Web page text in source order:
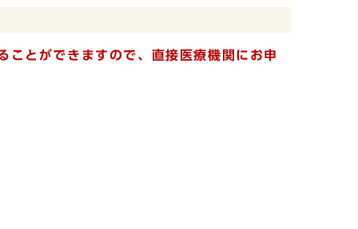
ことができますので、直接医療機関にお申